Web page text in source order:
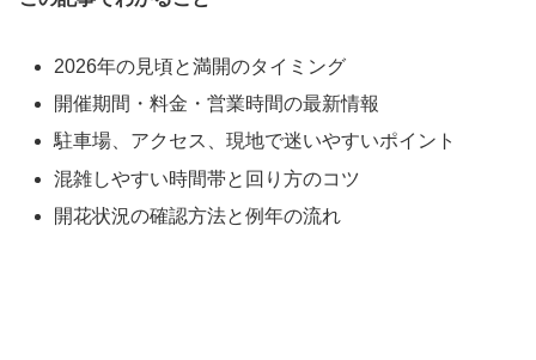
2026年の見頃と満開のタイミング
開催期間・料金・営業時間の最新情報
駐車場、アクセス、現地で迷いやすいポイント
混雑しやすい時間帯と回り方のコツ
開花状況の確認方法と例年の流れ